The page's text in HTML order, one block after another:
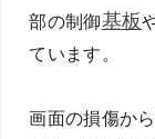
部の制御基板
ています。
画面の損傷か